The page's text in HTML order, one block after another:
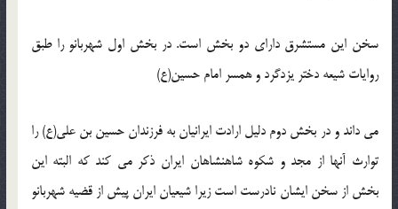
سخن این مستشرق دارای دو بخش است. در بخش اول شهربانو را طبق
روایات شیعه دختر یزدگرد و همسر امام حسین(ع)
می داند و در بخش دوم دلیل ارادت ایرانیان به فرزندان حسین بن علی(ع) را
توارث آنها از مجد و شکوه شاهنشاهان ایران ذکر می کند که البته این
بخش از سخن ایشان نادرست است زیرا شیعیان ایران پیش از قضیه شهربانو